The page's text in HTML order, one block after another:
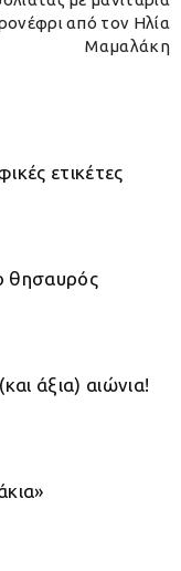
από τον Ηλία
Μαμαλάκη
ετικέτες
θησαυρός
άξια) αιώνια!